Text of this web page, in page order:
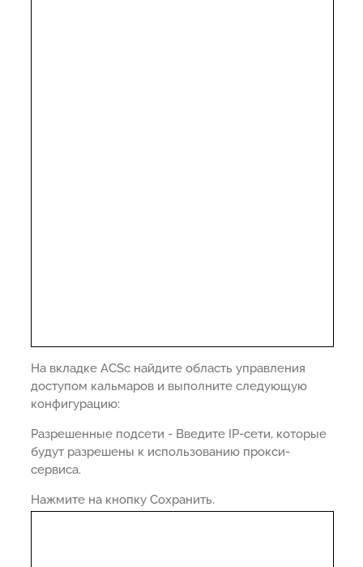
На вкладке ACSс найдите область управления
доступом кальмаров и выполните следующую
конфигурацию:
Разрешенные подсети - Введите IP-сети, которые
будут разрешены к использованию прокси-
сервиса.
Нажмите на кнопку Сохранить.